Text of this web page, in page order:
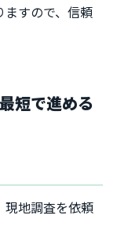
すので、信頼
短で進める
現地調査を依頼